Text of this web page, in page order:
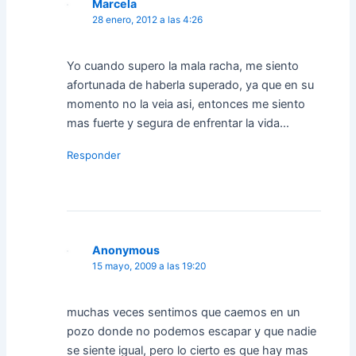
Marcela
28 enero, 2012 a las 4:26
Yo cuando supero la mala racha, me siento
afortunada de haberla superado, ya que en su
momento no la veia asi, entonces me siento
mas fuerte y segura de enfrentar la vida…
Responder
Anonymous
15 mayo, 2009 a las 19:20
muchas veces sentimos que caemos en un
pozo donde no podemos escapar y que nadie
se siente igual, pero lo cierto es que hay mas